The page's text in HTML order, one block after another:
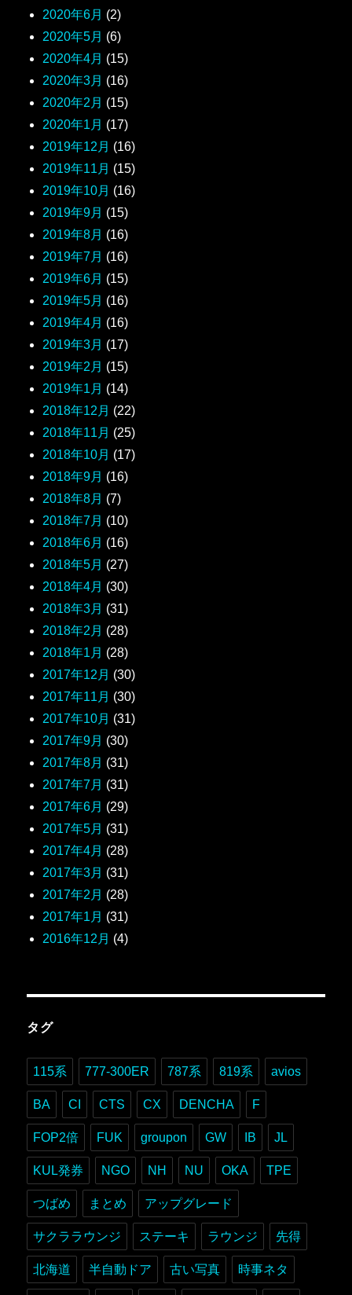
2020年6月 (2)
2020年5月 (6)
2020年4月 (15)
2020年3月 (16)
2020年2月 (15)
2020年1月 (17)
2019年12月 (16)
2019年11月 (15)
2019年10月 (16)
2019年9月 (15)
2019年8月 (16)
2019年7月 (16)
2019年6月 (15)
2019年5月 (16)
2019年4月 (16)
2019年3月 (17)
2019年2月 (15)
2019年1月 (14)
2018年12月 (22)
2018年11月 (25)
2018年10月 (17)
2018年9月 (16)
2018年8月 (7)
2018年7月 (10)
2018年6月 (16)
2018年5月 (27)
2018年4月 (30)
2018年3月 (31)
2018年2月 (28)
2018年1月 (28)
2017年12月 (30)
2017年11月 (30)
2017年10月 (31)
2017年9月 (30)
2017年8月 (31)
2017年7月 (31)
2017年6月 (29)
2017年5月 (31)
2017年4月 (28)
2017年3月 (31)
2017年2月 (28)
2017年1月 (31)
2016年12月 (4)
タグ
115系 777-300ER 787系 819系 avios
BA CI CTS CX DENCHA F
FOP2倍 FUK groupon GW IB JL
KUL発券 NGO NH NU OKA TPE
つばめ まとめ アップグレード
サクララウンジ ステーキ ラウンジ 先得
北海道 半自動ドア 古い写真 時事ネタ